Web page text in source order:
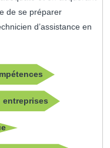
de se préparer
d’assistance en
entreprises